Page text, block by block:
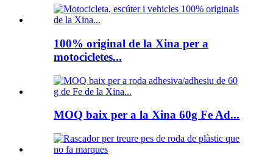
100% original de la Xina per a
motocicletes...
MOQ baix per a la Xina 60g Fe Ad...